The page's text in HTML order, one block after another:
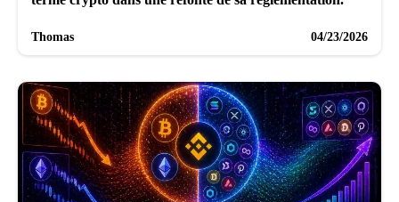
Thomas 04/23/2026